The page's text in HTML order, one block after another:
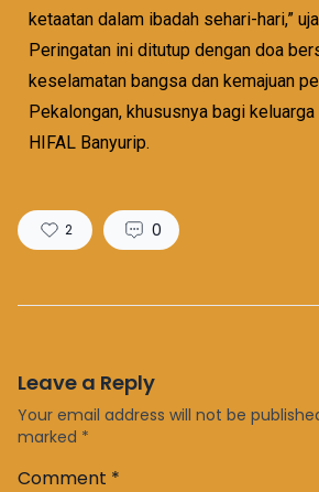
ketaatan dalam ibadah sehari-hari,”
Peringatan ini ditutup dengan doa
keselamatan bangsa dan kemajuan
Pekalongan, khususnya bagi
HIFAL Banyurip.
2 0
Leave a Reply
Your email address will not be
marked *
Comment *